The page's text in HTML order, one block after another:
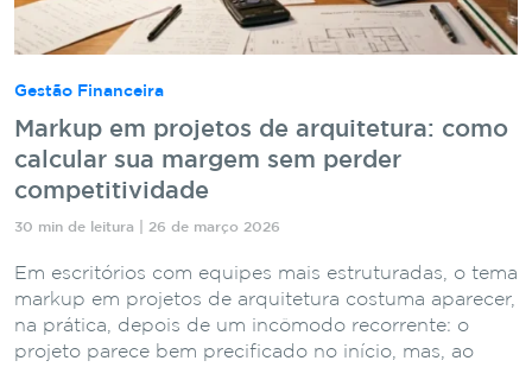
Gestão Financeira
Markup em projetos de arquitetura: como
calcular sua margem sem perder
competitividade
30 min de leitura | 26 de março 2026
Em escritórios com equipes mais estruturadas, o tema
markup em projetos de arquitetura costuma aparecer,
na prática, depois de um incômodo recorrente: o
projeto parece bem precificado no início, mas, ao